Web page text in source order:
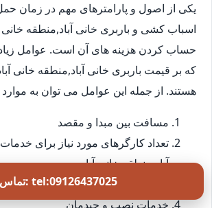
یکی از اصول و پارامترهای مهم در زمان حمل
اسباب کشی و باربری خانی آباد,منطقه خانی
حساب کردن هزینه های آن است. عوامل
که بر قیمت باربری خانی آباد,منطقه خانی آباد
هستند. از جمله این عوامل می توان به
مسافت بین مبدا و مقصد
تعداد کارگرهای مورد نیاز برای
آباد,منطقه خانی آباد
میزان و تعداد وسایل در زمان بسته
خدمات نصب و چیدمان
تماس: tel:09126437025